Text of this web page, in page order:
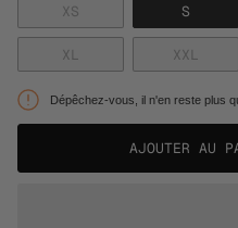
XS
ÉPUISÉE
S
NON
XL
ÉPUISÉE
NON
DISPONIBLE
XXL
NON
Dépêchez-vous, il n'en reste plus
AJOUTER AU